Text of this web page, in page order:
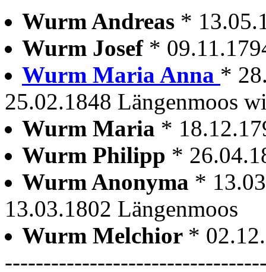
Wurm Andreas *
Wurm Josef *
Wurm Maria Anna *
25.02.1848 Längenmoos
Wurm Maria *
Wurm Philipp *
Wurm Anonyma *
13.03.1802 Längenmoos
Wurm Melchior *